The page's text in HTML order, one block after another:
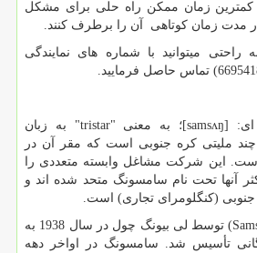
کمترین زمان ممکن راه حلی برای مشکل
مدت زمان کوتاهی آن را برطرف کنند.
میتوانید با شماره های نمایندگی
ای: [samsʌŋ]؛ به معنی "tristar" به زبان
چند ملیتی کره جنوبی است که مقر آن در
این شرکت مشاغل وابسته متعددی را
آنها تحت نام سامسونگ متحد شده اند و
(کنگلومرای تجاری) است.
) توسط لی بیونگ چول در سال 1938 به
تأسیس شد. سامسونگ در اواخر دهه